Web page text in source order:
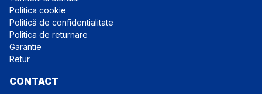
Politica cookie
Politică de confidentialitate
Politica de returnare
Garantie
Retur
CONTACT